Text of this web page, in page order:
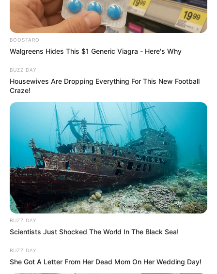
BOOSTARO
Walgreens Hides This $1 Generic Viagra - Here's Why
BUZZ DAY
Housewives Are Dropping Everything For This New Football
Craze!
BUZZ DAY
Scientists Just Shocked The World In The Black Sea!
BUZZ DAY
She Got A Letter From Her Dead Mom On Her Wedding Day!